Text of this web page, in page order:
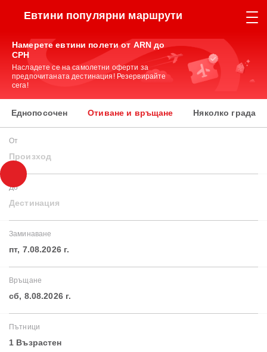
Евтини популярни маршрути
Намерете евтини полети от ARN до
CPH
Насладете се на самолетни оферти за
предпочитаната дестинация! Резервирайте
сега!
Еднопосочен Отиване и връщане Няколко града
От
Произход
До
Дестинация
Заминаване
пт, 7.08.2026 г.
Връщане
сб, 8.08.2026 г.
Пътници
1 Възрастен